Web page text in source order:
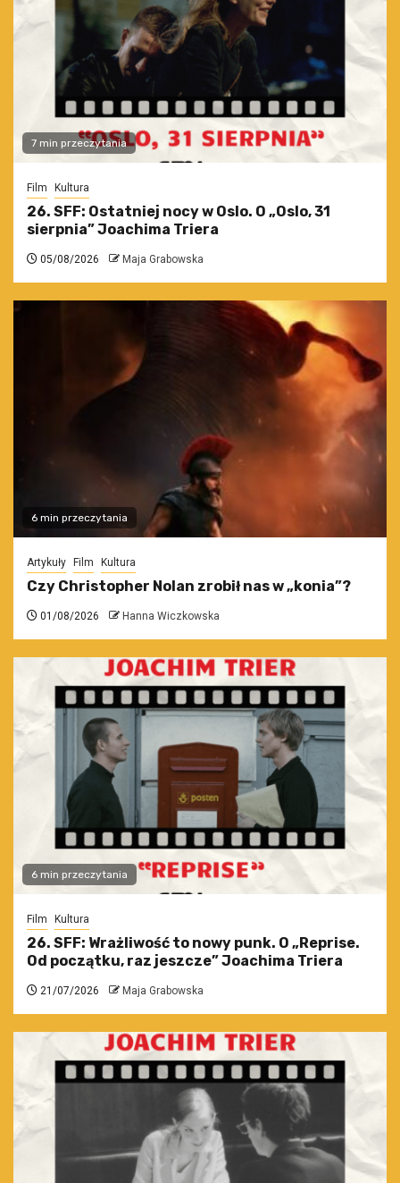
7 min przeczytania
Film Kultura
26. SFF: Ostatniej nocy w Oslo. O „Oslo, 31
sierpnia” Joachima Triera
05/08/2026 Maja Grabowska
6 min przeczytania
Artykuły Film Kultura
Czy Christopher Nolan zrobił nas w „konia”?
01/08/2026 Hanna Wiczkowska
6 min przeczytania
Film Kultura
26. SFF: Wrażliwość to nowy punk. O „Reprise.
Od początku, raz jeszcze” Joachima Triera
21/07/2026 Maja Grabowska